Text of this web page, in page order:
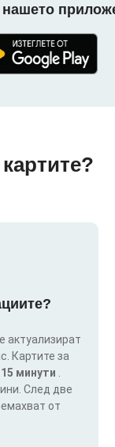
нашето
актуализират
Картите за
минути
След две
от